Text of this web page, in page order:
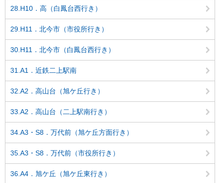
28.H10．高（白鳳台西行き）
29.H11．北今市（市役所行き）
30.H11．北今市（白鳳台西行き）
31.A1．近鉄二上駅南
32.A2．高山台（旭ケ丘行き）
33.A2．高山台（二上駅南行き）
34.A3・S8．万代前（旭ケ丘方面行き）
35.A3・S8．万代前（市役所行き）
36.A4．旭ケ丘（旭ケ丘東行き）